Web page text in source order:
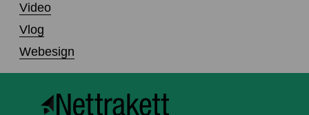
Video
Vlog
Webesign